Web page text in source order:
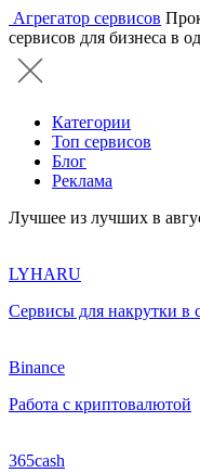
Агрегатор сервисов
сервисов для бизнеса в
Категории
Топ сервисов
Блог
Реклама
Лучшее из лучших в
LYHARU
Сервисы для накрутки в
Binance
Работа с криптовалютой
365cash